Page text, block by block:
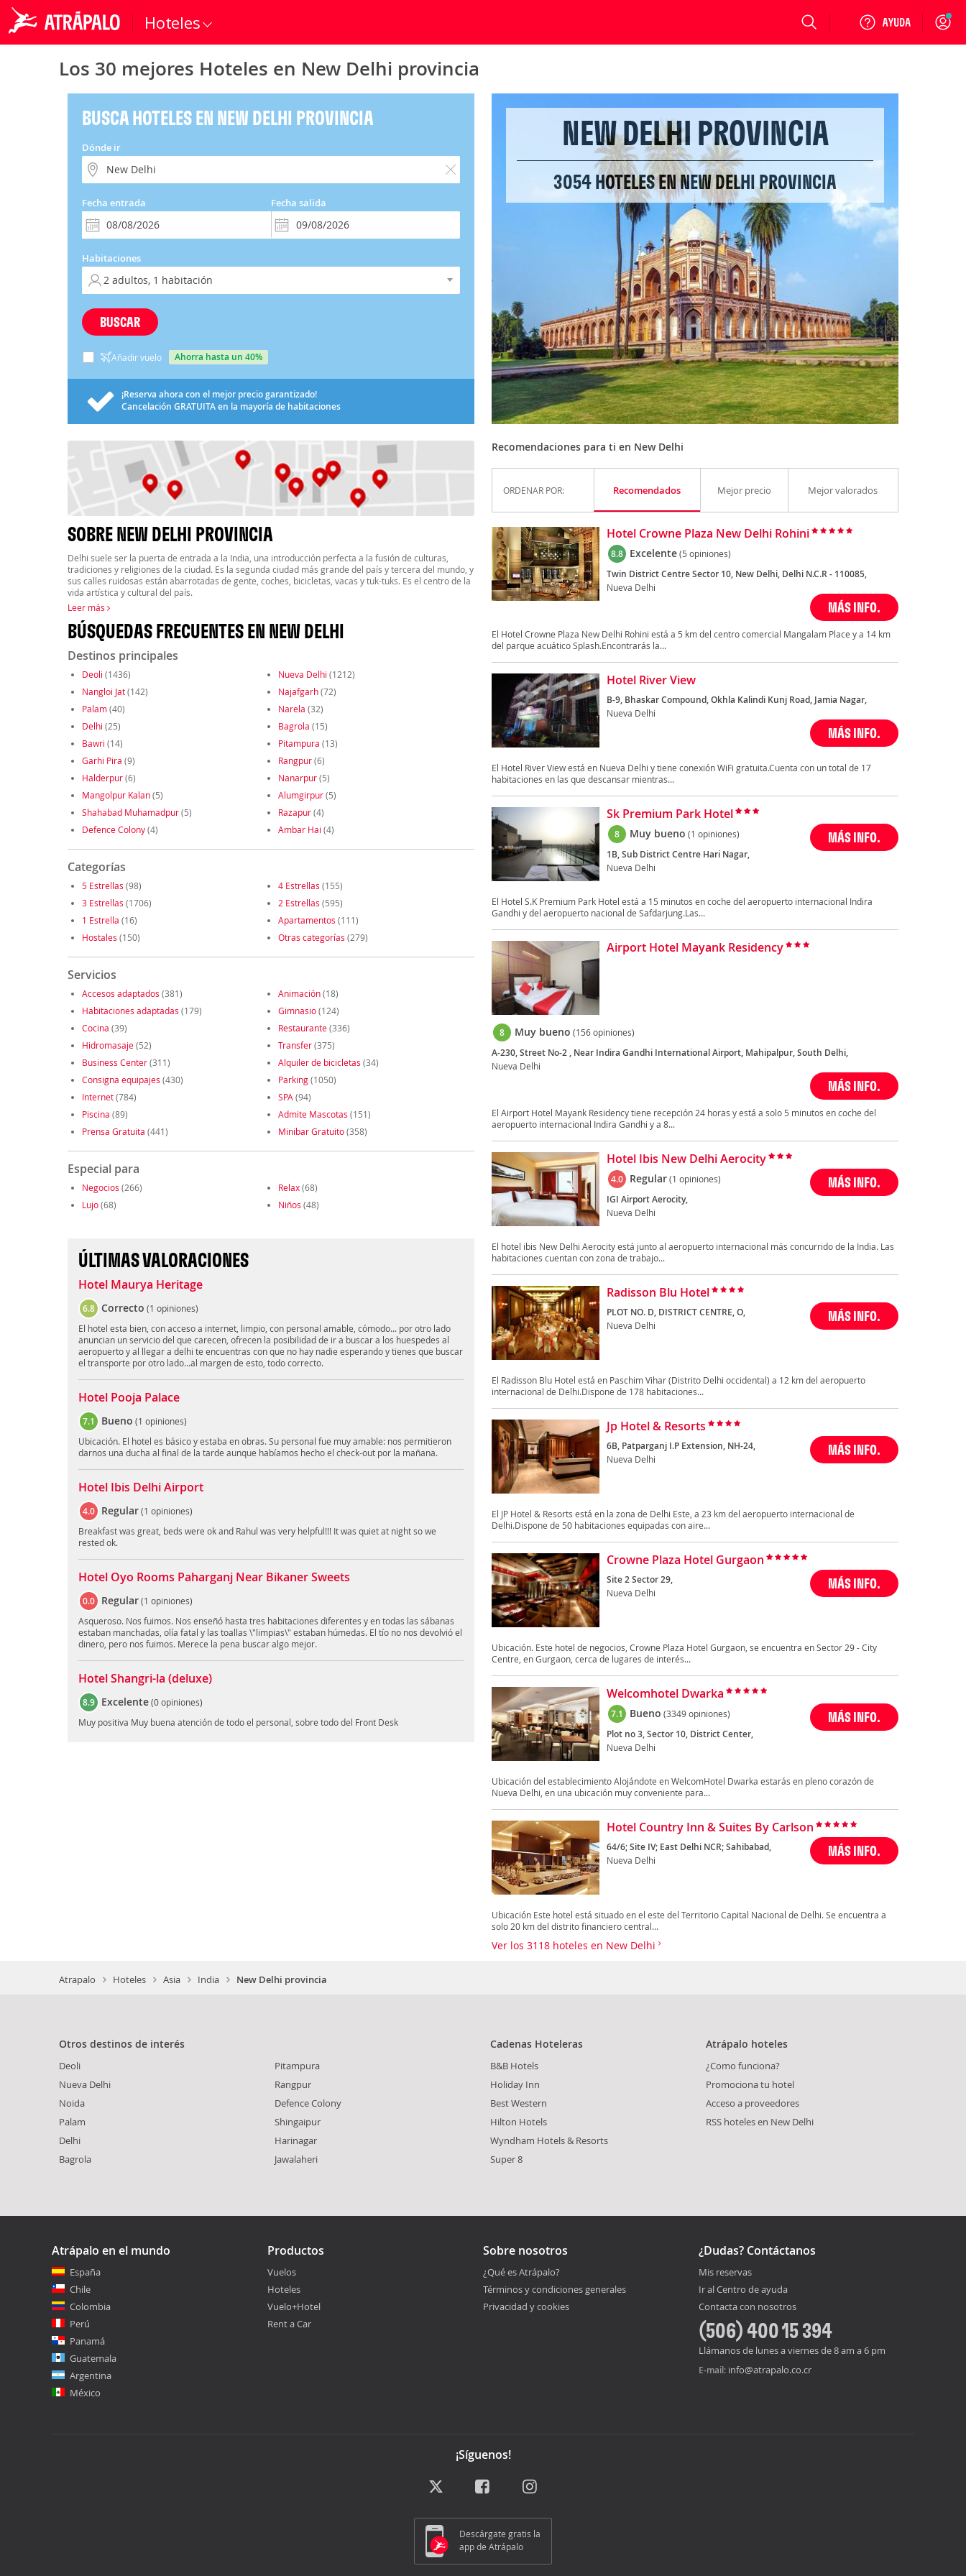
Hoteles Login
Los 30 mejores Hoteles en New Delhi provincia
BUSCA HOTELES EN NEW DELHI PROVINCIA
Dónde ir
Fecha entrada Fecha salida
Habitaciones
BUSCAR
Añadir vuelo ahorra hasta un 40%
¡Reserva ahora con el mejor precio garantizado!
Cancelación GRATUITAen la mayoría de habitaciones
SOBRE NEW DELHI PROVINCIA
Delhi suele ser la puerta de entrada a la India, una introducción perfecta a la fusión de culturas,
tradiciones y religiones de la ciudad. Es la segunda ciudad más grande del país y tercera del mundo, y
sus calles ruidosas están abarrotadas de gente, coches, bicicletas, vacas y tuk-tuks. Es el centro de la
vida artística y cultural del país.
Leer más
BÚSQUEDAS FRECUENTES EN NEW DELHI
Destinos principales
Deoli (1436) Nueva Delhi (1212)
Nangloi Jat(142) Najafgarh(72)
Palam(40) Narela (32)
Delhi (25) Bagrola (15)
Bawri (14) Pitampura (13)
Garhi Pira (9) Rangpur(6)
Halderpur(6) Nanarpur(5)
Mangolpur Kalan(5) Alumgirpur(5)
Shahabad Muhamadpur(5) Razapur(4)
Defence Colony(4) Ambar Hai (4)
Categorías
5 Estrellas (98) 4 Estrellas (155)
3 Estrellas (1706) 2 Estrellas (595)
1 Estrella (16) Apartamentos (111)
Hostales (150) Otras categorías (279)
Servicios
Accesos adaptados (381) Animación(18)
Habitaciones adaptadas (179) Gimnasio(124)
Cocina (39) Restaurante(336)
Hidromasaje(52) Transfer(375)
Business Center(311) Alquiler de bicicletas (34)
Consigna equipajes (430) Parking(1050)
Internet(784) SPA (94)
Piscina (89) Admite Mascotas (151)
Prensa Gratuita (441) Minibar Gratuito(358)
Especial para
Negocios (266) Relax(68)
Lujo(68) Niños (48)
ÚLTIMAS VALORACIONES
Hotel Maurya Heritage
6.8 Correcto (1 opiniones)
El hotel esta bien, con acceso a internet, limpio, con personal amable, cómodo... por otro lado
anuncian un servicio del que carecen, ofrecen la posibilidad de ir a buscar a los huespedes al
aeropuerto y al llegar a delhi te encuentras con que no hay nadie esperando y tienes que buscar
el transporte por otro lado...al margen de esto, todo correcto.
Hotel Pooja Palace
7.1 Bueno (1 opiniones)
Ubicación. El hotel es básico y estaba en obras. Su personal fue muy amable: nos permitieron
darnos una ducha al final de la tarde aunque habíamos hecho el check-out por la mañana.
Hotel Ibis Delhi Airport
4.0 Regular(1 opiniones)
Breakfast was great, beds were ok and Rahul was very helpful!!! It was quiet at night so we
rested ok.
Hotel Oyo Rooms Paharganj Near Bikaner Sweets
0.0 Regular(1 opiniones)
Asqueroso. Nos fuimos. Nos enseñó hasta tres habitaciones diferentes y en todas las sábanas
estaban manchadas, olía fatal y las toallas \"limpias\" estaban húmedas. El tío no nos devolvió el
dinero, pero nos fuimos. Merece la pena buscar algo mejor.
Hotel Shangri-la (deluxe)
8.9 Excelente(0 opiniones)
Muy positiva Muy buena atención de todo el personal, sobre todo del Front Desk
NEW DELHI PROVINCIA
3054 HOTELES EN NEW DELHI PROVINCIA
Recomendaciones para ti en New Delhi
ORDENAR POR: Recomendados Mejor precio Mejor valorados
Hotel Crowne Plaza New Delhi Rohini
8.8 Excelente(5 opiniones)
Twin District Centre Sector 10, New Delhi, Delhi N.C.R - 110085,
Nueva Delhi
MÁS INFO.
El Hotel Crowne Plaza New Delhi Rohini está a 5 km del centro comercial Mangalam Place y a 14 km
del parque acuático Splash.Encontrarás la...
Hotel River View
B-9, Bhaskar Compound, Okhla Kalindi Kunj Road, Jamia Nagar,
Nueva Delhi
MÁS INFO.
El Hotel River View está en Nueva Delhi y tiene conexión WiFi gratuita.Cuenta con un total de 17
habitaciones en las que descansar mientras...
Sk Premium Park Hotel
8 Muy bueno (1 opiniones)
1B, Sub District Centre Hari Nagar,
Nueva Delhi
MÁS INFO.
El Hotel S.K Premium Park Hotel está a 15 minutos en coche del aeropuerto internacional Indira
Gandhi y del aeropuerto nacional de Safdarjung.Las...
Airport Hotel Mayank Residency
8 Muy bueno (156 opiniones)
A-230, Street No-2 , Near Indira Gandhi International Airport, Mahipalpur, South Delhi,
Nueva Delhi
MÁS INFO.
El Airport Hotel Mayank Residency tiene recepción 24 horas y está a solo 5 minutos en coche del
aeropuerto internacional Indira Gandhi y a 8...
Hotel Ibis New Delhi Aerocity
4.0 Regular(1 opiniones)
IGI Airport Aerocity,
Nueva Delhi
MÁS INFO.
El hotel ibis New Delhi Aerocity está junto al aeropuerto internacional más concurrido de la India. Las
habitaciones cuentan con zona de trabajo...
Radisson Blu Hotel
PLOT NO. D, DISTRICT CENTRE, O,
Nueva Delhi
MÁS INFO.
El Radisson Blu Hotel está en Paschim Vihar (Distrito Delhi occidental) a 12 km del aeropuerto
internacional de Delhi.Dispone de 178 habitaciones...
Jp Hotel & Resorts
6B, Patparganj I.P Extension, NH-24,
Nueva Delhi
MÁS INFO.
El JP Hotel & Resorts está en la zona de Delhi Este, a 23 km del aeropuerto internacional de
Delhi.Dispone de 50 habitaciones equipadas con aire...
Crowne Plaza Hotel Gurgaon
Site 2 Sector 29,
Nueva Delhi
MÁS INFO.
Ubicación. Este hotel de negocios, Crowne Plaza Hotel Gurgaon, se encuentra en Sector 29 - City
Centre, en Gurgaon, cerca de lugares de interés...
Welcomhotel Dwarka
7.1 Bueno (3349 opiniones)
Plot no 3, Sector 10, District Center,
Nueva Delhi
MÁS INFO.
Ubicación del establecimiento Alojándote en WelcomHotel Dwarka estarás en pleno corazón de
Nueva Delhi, en una ubicación muy conveniente para...
Hotel Country Inn & Suites By Carlson
64/6; Site IV; East Delhi NCR; Sahibabad,
Nueva Delhi
MÁS INFO.
Ubicación Este hotel está situado en el este del Territorio Capital Nacional de Delhi. Se encuentra a
solo 20 km del distrito financiero central...
Ver los 3118 hoteles en New Delhi
Atrapalo Hoteles Asia India New Delhi provincia
Otros destinos de interés
Deoli
Nueva Delhi
Noida
Palam
Delhi
Bagrola
Pitampura
Rangpur
Defence Colony
Shingaipur
Harinagar
Jawalaheri
Cadenas Hoteleras
B&B Hotels
Holiday Inn
Best Western
Hilton Hotels
Wyndham Hotels & Resorts
Super 8
Atrápalo hoteles
¿Como funciona?
Promociona tu hotel
Acceso a proveedores
RSS hoteles en New Delhi
Atrápalo en el mundo
España
Chile
Colombia
Perú
Panamá
Guatemala
Argentina
México
Productos
Vuelos
Hoteles
Vuelo+Hotel
Rent a Car
Sobre nosotros
¿Qué es Atrápalo?
Términos y condiciones generales
Privacidad y cookies
¿Dudas? Contáctanos
Mis reservas
Ir al Centro de ayuda
Contacta con nosotros
(506) 400 15 394
Llámanos de lunes a viernes de 8 am a 6 pm
E-mail: info@atrapalo.co.cr
¡Síguenos!
Descárgate gratis la
app de Atrápalo